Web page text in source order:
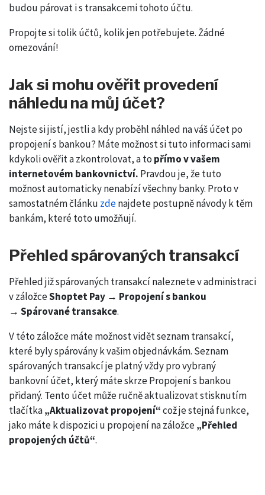
budou párovat i s transakcemi tohoto účtu.
Propojte si tolik účtů, kolik jen potřebujete. Žádné
omezování!
Jak si mohu ověřit provedení
náhledu na můj účet?
Nejste si jistí, jestli a kdy proběhl náhled na váš účet po
propojení s bankou? Máte možnost si tuto informaci sami
kdykoli ověřit a zkontrolovat, a to přímo v vašem
internetovém bankovnictví. Pravdou je, že tuto
možnost automaticky nenabízí všechny banky. Proto v
samostatném článku zdenajdete postupně návody k těm
bankám, které toto umožňují.
Přehled spárovaných transakcí
Přehled již spárovaných transakcí naleznete v administraci
v záložceShoptet Pay → Propojení s bankou
→ Spárované transakce.
V této záložce máte možnost vidět seznam transakcí,
které byly spárovány k vašim objednávkám. Seznam
spárovaných transakcí je platný vždy pro vybraný
bankovní účet, který máte skrze Propojení s bankou
přidaný. Tento účet může ručně aktualizovat stisknutím
tlačítka„Aktualizovat propojení“což je stejná funkce,
jako máte k dispozici u propojení na záložce„Přehled
propojených účtů“.